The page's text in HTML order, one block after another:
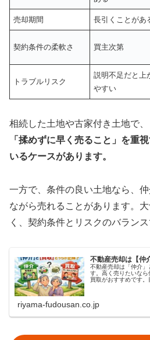
売却期間 長引くことがあ
契約条件の柔軟さ 買主次第
トラブルリスク
説明不足だと上
やすい
相続した土地や古家付き土地で、
「揉めずに早く売ること」を重
いるケースがあります。
一方で、条件の良い土地なら、
ながら売れることがあります。
く、契約条件とリスクのバランス
不動産売却は【仲
不動産売却は「仲介」
す。高く売りたいな
買取がおすすめです。
riyama-fudousan.co.jp